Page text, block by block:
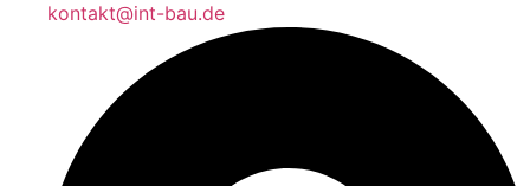
kontakt@int-bau.de